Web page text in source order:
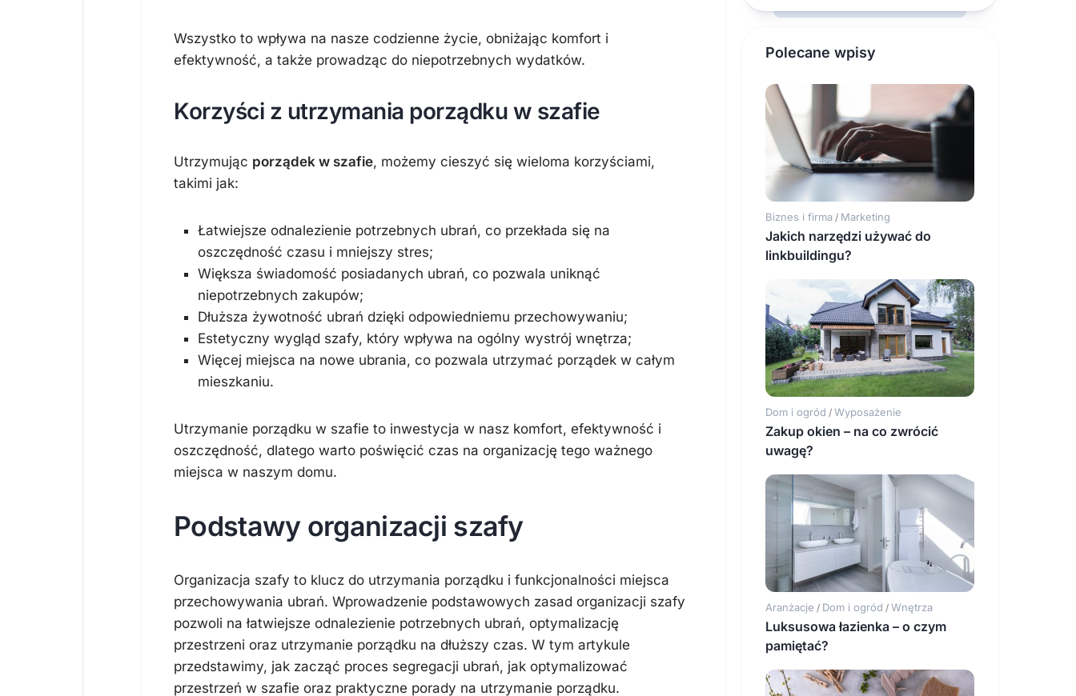
Wszystko to wpływa na nasze codzienne życie, obniżając komfort i
efektywność, a także prowadząc do niepotrzebnych wydatków.
Korzyści z utrzymania porządku w szafie
Utrzymując porządek w szafie, możemy cieszyć się wieloma korzyściami,
takimi jak:
Łatwiejsze odnalezienie potrzebnych ubrań, co przekłada się na
oszczędność czasu i mniejszy stres;
Większa świadomość posiadanych ubrań, co pozwala uniknąć
niepotrzebnych zakupów;
Dłuższa żywotność ubrań dzięki odpowiedniemu przechowywaniu;
Estetyczny wygląd szafy, który wpływa na ogólny wystrój wnętrza;
Więcej miejsca na nowe ubrania, co pozwala utrzymać porządek w całym
mieszkaniu.
Utrzymanie porządku w szafie to inwestycja w nasz komfort, efektywność i
oszczędność, dlatego warto poświęcić czas na organizację tego ważnego
miejsca w naszym domu.
Podstawy organizacji szafy
Organizacja szafy to klucz do utrzymania porządku i funkcjonalności miejsca
przechowywania ubrań. Wprowadzenie podstawowych zasad organizacji szafy
pozwoli na łatwiejsze odnalezienie potrzebnych ubrań, optymalizację
przestrzeni oraz utrzymanie porządku na dłuższy czas. W tym artykule
przedstawimy, jak zacząć proces segregacji ubrań, jak optymalizować
przestrzeń w szafie oraz praktyczne porady na utrzymanie porządku.
Polecane wpisy
Biznes i firma / Marketing
Jakich narzędzi używać do
linkbuildingu?
Dom i ogród / Wyposażenie
Zakup okien – na co zwrócić
uwagę?
Aranżacje / Dom i ogród / Wnętrza
Luksusowa łazienka – o czym
pamiętać?